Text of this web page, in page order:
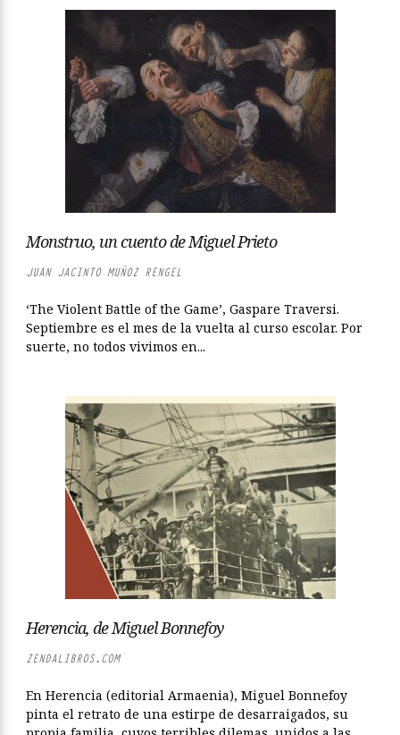
Monstruo, un cuento de Miguel Prieto
JUAN JACINTO MUÑOZ RENGEL
‘The Violent Battle of the Game’, Gaspare Traversi.
Septiembre es el mes de la vuelta al curso escolar. Por
suerte, no todos vivimos en...
Herencia, de Miguel Bonnefoy
ZENDALIBROS.COM
En Herencia (editorial Armaenia), Miguel Bonnefoy
pinta el retrato de una estirpe de desarraigados, su